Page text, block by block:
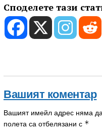
Споделете тази
Вашият коментар
Вашият имейл адрес няма да
полета са отбелязани с *